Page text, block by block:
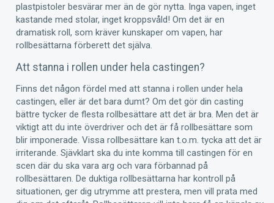
plastpistoler besvärar mer än de gör nytta. Inga vapen, inget
kastande med stolar, inget kroppsvåld! Om det är en
dramatisk roll, som kräver kunskaper om vapen, har
rollbesättarna förberett det själva.
Att stanna i rollen under hela castingen?
Finns det någon fördel med att stanna i rollen under hela
castingen, eller är det bara dumt? Om det gör din casting
bättre tycker de flesta rollbesättare att det är bra. Men det är
viktigt att du inte överdriver och det är få rollbesättare som
blir imponerade. Vissa rollbesättare kan t.o.m. tycka att det är
irriterande. Sjävklart ska du inte komma till castingen för en
scen där du ska vara arg och vara förbannad på
rollbesättaren. De duktiga rollbesättarna har kontroll på
situationen, ger dig utrymme att prestera, men vill prata med